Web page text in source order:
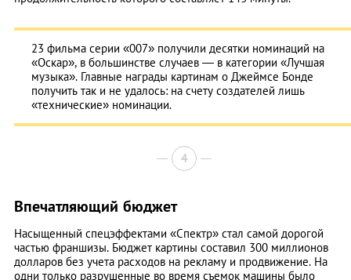
23 фильма серии «007» получили десятки номинаций на
«Оскар», в большинстве случаев — в категории «Лучшая
музыка». Главные награды картинам о Джеймсе Бонде
получить так и не удалось: на счету создателей лишь
«технические» номинации.
4
Впечатляющий бюджет
Насыщенный спецэффектами «Спектр» стал самой дорогой
частью франшизы. Бюджет картины составил 300 миллионов
долларов без учета расходов на рекламу и продвижение. На
одни только разрушенные во время съемок машины было